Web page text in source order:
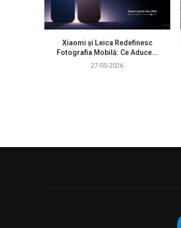
Xiaomi și Leica Redefinesc
Fotografia Mobilă: Ce Aduce...
27-05-2026